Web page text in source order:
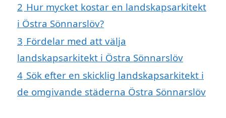
2 Hur mycket kostar en landskapsarkitekt
i Östra Sönnarslöv?
3 Fördelar med att välja
landskapsarkitekt i Östra Sönnarslöv
4 Sök efter en skicklig landskapsarkitekt i
de omgivande städerna Östra Sönnarslöv